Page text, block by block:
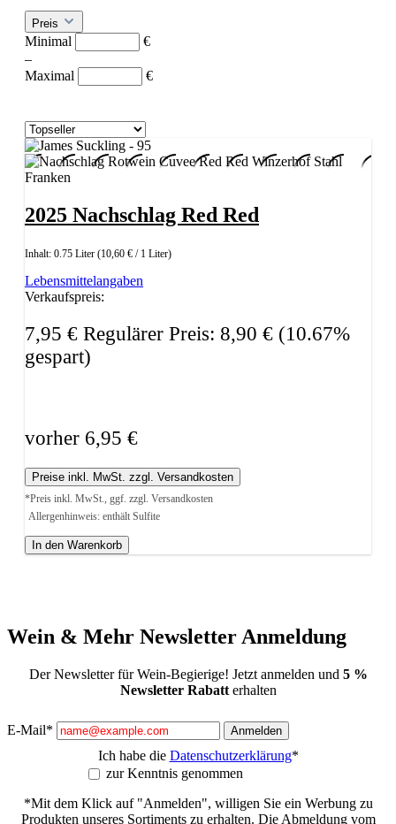
Preis
Minimal
€
–
Maximal
€
2025 Nachschlag Red Red
Inhalt: 0.75 Liter (10,60 € / 1 Liter)
Lebensmittelangaben
Verkaufspreis:
7,95 € Regulärer Preis: 8,90 € (10.67%
gespart)
vorher 6,95 €
Preise inkl. MwSt. zzgl. Versandkosten
*Preis inkl. MwSt., ggf. zzgl. Versandkosten
Allergenhinweis: enthält Sulfite
In den Warenkorb
Wein & Mehr Newsletter Anmeldung
Der Newsletter für Wein-Begierige! Jetzt anmelden und 5 %
Newsletter Rabatterhalten
E-Mail* Anmelden
Ich habe die Datenschutzerklärung*
zur Kenntnis genommen
*Mit dem Klick auf "Anmelden", willigen Sie ein Werbung zu
Produkten unseres Sortiments zu erhalten. Die Abmeldung vom